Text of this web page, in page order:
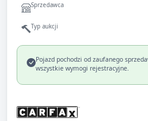
Sprzedawca
Typ aukcji
Pojazd pochodzi od zaufanego
wszystkie wymogi rejestracyjne.